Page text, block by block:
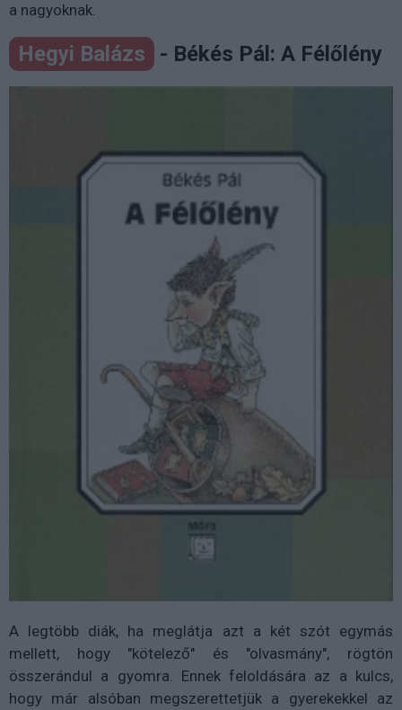
a nagyoknak.
Hegyi Balázs - Békés Pál: A Félőlény
A legtöbb diák, ha meglátja azt a két szót egymás
mellett, hogy "kötelező" és "olvasmány", rögtön
összerándul a gyomra. Ennek feloldására az a kulcs,
hogy már alsóban megszerettetjük a gyerekekkel az